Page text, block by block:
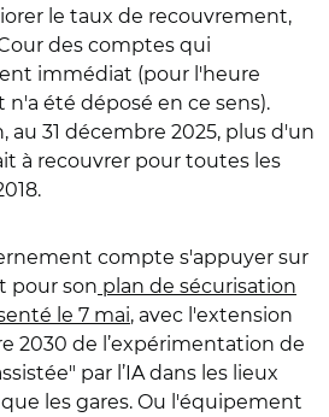
le taux de recouvrement,
des comptes qui
immédiat (pour l'heure
été déposé en ce sens).
au 31 décembre 2025, plus d'un
à recouvrer pour toutes les
compte s'appuyer sur
pour son plan de sécurisation
le 7 mai, avec l'extension
2030 de l’expérimentation de
par l’IA dans les lieux
les gares. Ou l'équipement